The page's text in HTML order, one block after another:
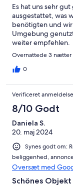
Es hat uns sehr
ausgestattet, was
benötigten und
Umgebung
weiter empfehlen.
Overnattede 3 nætter
0
Verificeret anmeldelse
8/10 Godt
Daniela S.
20. maj 2024
Synes godt om:
beliggenhed,
Oversæt med
Schönes